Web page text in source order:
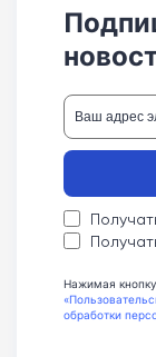
Нажимая
обработки